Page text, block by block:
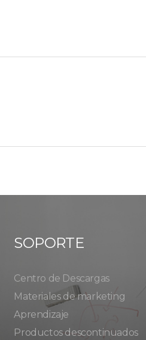
SOPORTE
Centro de Descargas
Materiales de marketing
Aprendizaje
Productos descontinuados